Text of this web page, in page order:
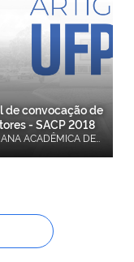
de convocação de
- SACP 2018